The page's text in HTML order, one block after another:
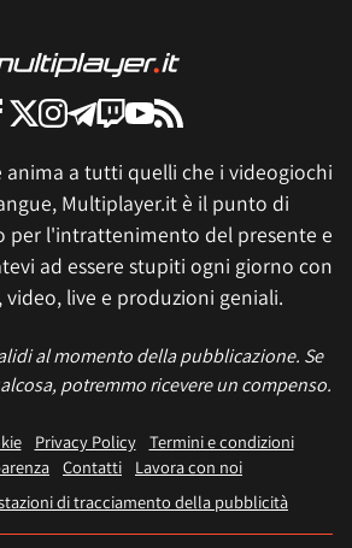
anima a tutti quelli che i videogiochi
Multiplayer.it è il punto di
per l'intrattenimento del presente e
ad essere stupiti ogni giorno con
video, live e produzioni geniali.
al momento della pubblicazione. Se
potremmo ricevere un compenso.
Privacy Policy
Termini e condizioni
Contatti
Lavora con noi
di tracciamento della pubblicità